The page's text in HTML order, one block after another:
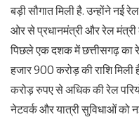
बड़ी सौगात मिली है. उन्होंने नई
ओर से प्रधानमंत्री और रेल मंत्री
पिछले एक दशक में छत्तीसगढ़ का
हजार 900 करोड़ की राशि
करोड़ रुपए से अधिक की रेल
नेटवर्क और यात्री सुविधाओं को